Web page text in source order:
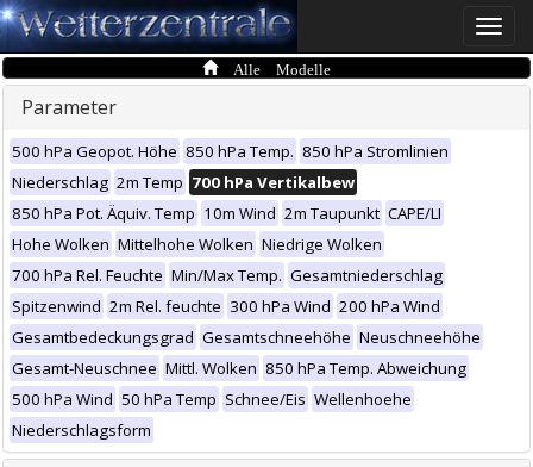
Toggle
Alle Modelle
Parameter
500 hPa Geopot. Höhe 850 hPa Temp. 850 hPa Stromlinien
Niederschlag 2m Temp 700 hPa Vertikalbew
850 hPa Pot. Äquiv. Temp 10m Wind 2m Taupunkt CAPE/LI
Hohe Wolken Mittelhohe Wolken Niedrige Wolken
700 hPa Rel. Feuchte Min/Max Temp. Gesamtniederschlag
Spitzenwind 2m Rel. feuchte 300 hPa Wind 200 hPa Wind
Gesamtbedeckungsgrad Gesamtschneehöhe Neuschneehöhe
Gesamt-Neuschnee Mittl. Wolken 850 hPa Temp. Abweichung
500 hPa Wind 50 hPa Temp Schnee/Eis Wellenhoehe
Niederschlagsform